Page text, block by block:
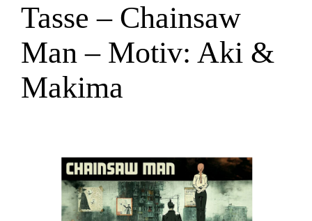
e
Tasse – Chainsaw
Man – Motiv: Aki &
Makima